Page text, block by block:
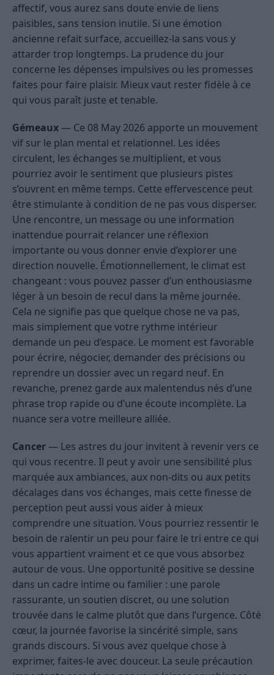
affectif, vous aurez sans doute envie de liens
paisibles, sans tension inutile. Si une émotion
ancienne refait surface, accueillez-la sans vous y
attarder trop longtemps. La prudence du jour
concerne les dépenses impulsives ou les promesses
faites pour faire plaisir. Mieux vaut rester fidèle à ce
qui vous paraît juste et tenable.
Gémeaux — Ce 08 May 2026 apporte un mouvement
vif sur le plan mental et relationnel. Les idées
circulent, les échanges se multiplient, et vous
pourriez avoir le sentiment que plusieurs pistes
s’ouvrent en même temps. Cette effervescence peut
être stimulante à condition de ne pas vous disperser.
Une rencontre, un message ou une information
inattendue pourrait relancer une réflexion
importante ou vous donner envie d’explorer une
direction nouvelle. Émotionnellement, le climat est
changeant : vous pouvez passer d’un enthousiasme
léger à un besoin de recul dans la même journée.
Cela ne signifie pas que quelque chose ne va pas,
mais simplement que votre rythme intérieur
demande un peu d’espace. Le moment est favorable
pour écrire, négocier, demander des précisions ou
reprendre un dossier avec un regard neuf. En
revanche, prenez garde aux malentendus nés d’une
phrase trop rapide ou d’une écoute incomplète. La
nuance sera votre meilleure alliée.
Cancer — Les astres du jour invitent à revenir vers ce
qui vous recentre. Il peut y avoir une sensibilité plus
marquée aux ambiances, aux non-dits ou aux petits
décalages dans vos échanges, mais cette finesse de
perception peut aussi vous aider à mieux
comprendre une situation. Vous pourriez ressentir le
besoin de ralentir un peu pour faire le tri entre ce qui
vous appartient vraiment et ce que vous absorbez
autour de vous. Une opportunité positive se dessine
dans un cadre intime ou familier : une parole
rassurante, un soutien discret, ou une solution
trouvée dans le calme plutôt que dans l’urgence. Côté
cœur, la journée favorise la sincérité simple, sans
grands discours. Si vous avez quelque chose à
exprimer, faites-le avec douceur. La seule précaution